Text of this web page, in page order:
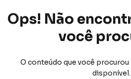
Ops! Não
você
O conteúdo que você
disponível.